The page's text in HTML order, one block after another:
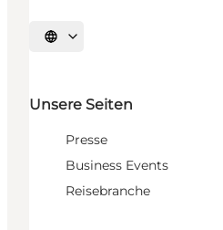
Sprache auswählen
Unsere Seiten
Presse
Business Events
Reisebranche